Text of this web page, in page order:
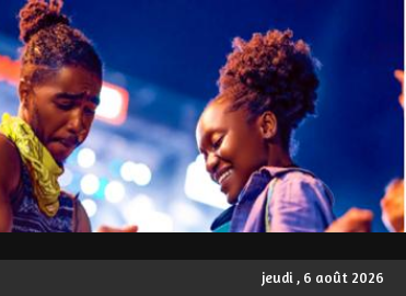
jeudi , 6 août 2026